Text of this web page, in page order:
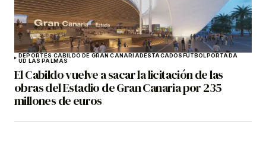
DEPORTES CABILDO DE GRAN CANARIADESTACADOSFÚTBOLPORTADA
UD LAS PALMAS
El Cabildo vuelve a sacar la licitación de las
obras del Estadio de Gran Canaria por 235
millones de euros